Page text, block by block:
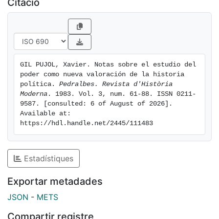
por la historia eConómica y social practicada por
diversas escuelas y el descrédito en que ya hace
tiempo cayó la historia positivista e historisante han
redundado en esa pérdida de atractivo sufrida por la
Citació
GIL PUJOL, Xavier. Notas sobre el estudio del
poder como nueva valoración de la historia
política. Pedralbes. Revista d'Història
Moderna . 1983. Vol. 3, num. 61-88. ISSN 0211-
9587. [consulted: 6 of August of 2026].
Available at:
https://hdl.handle.net/2445/111483
Estadístiques
Exportar metadades
JSON - METS